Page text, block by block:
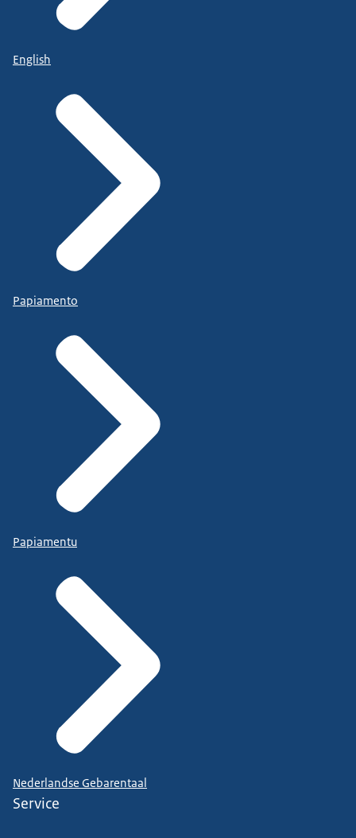
English
Papiamento
Papiamentu
Nederlandse Gebarentaal
Service